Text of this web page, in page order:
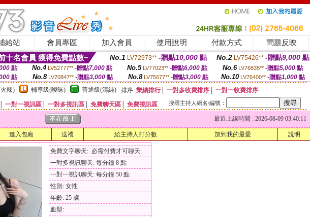
給站 會員專區 加入會員 使用說明 付款方式 問題反映
十名會員 獲得免費點數~ No.1 LV72973** -贈點10,000 點 No.2 LV75426** -贈點9,000 點
點 No.4 LV52777** -贈點7,000點 No.5 LV77023** -贈點6,000點 No.6 LV76835** -贈點5,000點
點 No.8 LV70847** -贈點3,000 點 No.8 LV75677** -贈點3,000點 No.10 LV76400** -贈點1,000 點
辣) 輔導級(曖昧) 普通級(清純) 排序 業績排行│ 一對多收費排序
一對一收費排序
一對一視訊區 一對多視訊區 免費聊天區 免費視訊區 搜尋主持人網名/編號：
最近上線時間 : 2026-08-09 03:40:11
進入包廂 送禮 給主持人打分數 加到我的最愛 說明
免費文字聊天: 必需付費才可聊天
一對多視訊聊天: 每分鐘 8 點
一對一視訊聊天: 每分鐘 50 點
性別: 女性
年齡: 25 歲
血型: